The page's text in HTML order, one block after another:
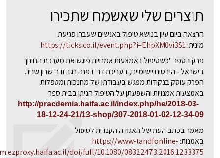
תוצרים שלי שאשמח שתכירו
הרצאה ביום עיון בנושא טיפול באנשים שעברו פגיעת
מינית:https://ticks.co.il/event.php?i=EhpXM0vi3S1
פרק בספר "כשטיפול באמצעות אמנויות פוגש את מערכת החינוך
בישראל - היבטים יישומיים, בעריכת דר' דפנה רגב ודר' שרון שניר.
הפרק עוסק בנקודות מפגש בעבודתן של מחנכות ומטפלות
באמצעות אמנויות והשפעתן על הטיפול הניתן בבית ספר
http://pracdemia.haifa.ac.il/index.php/he/2018-03-
18-12-24-21/13-shop/307-2018-01-02-12-34-09
מאמר בכתב העת של האגודה הקנדית לטיפול
באמנות:https://www-tandfonline-
doi/full/10.1080/08322473.2016.1233375